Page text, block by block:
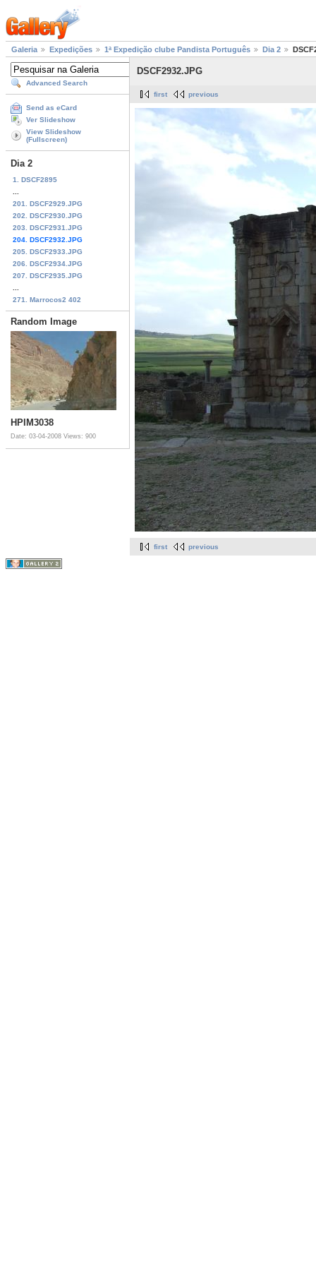
Galeria Expedições 1ª Expedição clube Pandista Português Dia 2
Advanced Search
Send as eCard
Ver Slideshow
View Slideshow
(Fullscreen)
Dia 2
1. DSCF2895
201. DSCF2929.JPG
202. DSCF2930.JPG
203. DSCF2931.JPG
204. DSCF2932.JPG
205. DSCF2933.JPG
206. DSCF2934.JPG
207. DSCF2935.JPG
271. Marrocos2 402
Random Image
HPIM3038
Date: 03-04-2008 Views: 900
DSCF2932.JPG
first previous
first previous